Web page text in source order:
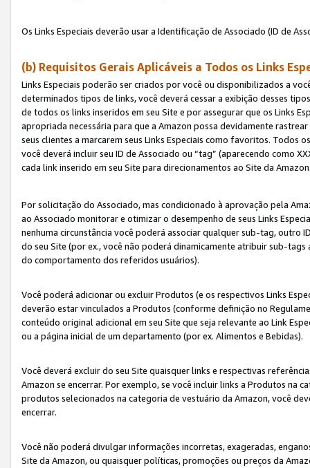
Os Links Especiais deverão usar a Identificação de Associado (ID de
(b) Requisitos Gerais Aplicáveis a Todos os Links
Links Especiais poderão ser criados por você ou disponibilizados a
determinados tipos de links, você deverá cessar a exibição desses
de todos os links inseridos em seu Site e por assegurar que os Links
apropriada necessária para que a Amazon possa devidamente
seus clientes a marcarem seus Links Especiais como favoritos. Todos
você deverá incluir seu ID de Associado ou “tag” (aparecendo como
cada link inserido em seu Site para direcionamentos ao Site da
Por solicitação do Associado, mas condicionado à aprovação pela
ao Associado monitorar e otimizar o desempenho de seus Links
nenhuma circunstância você poderá associar qualquer sub-tag,
do seu Site (por ex., você não poderá dinamicamente atribuir sub-
do comportamento dos referidos usuários).
Você poderá adicionar ou excluir Produtos (e os respectivos Links
deverão estar vinculados a Produtos (conforme definição no
conteúdo original adicional em seu Site que seja relevante ao Link
ou a página inicial de um departamento (por ex. Alimentos e Bebidas).
Você deverá excluir do seu Site quaisquer links e respectivas
Amazon se encerrar. Por exemplo, se você incluir links a Produtos na
produtos selecionados na categoria de vestuário da Amazon, você
encerrar.
Você não poderá divulgar informações incorretas, exageradas,
Site da Amazon, ou quaisquer políticas, promoções ou preços da